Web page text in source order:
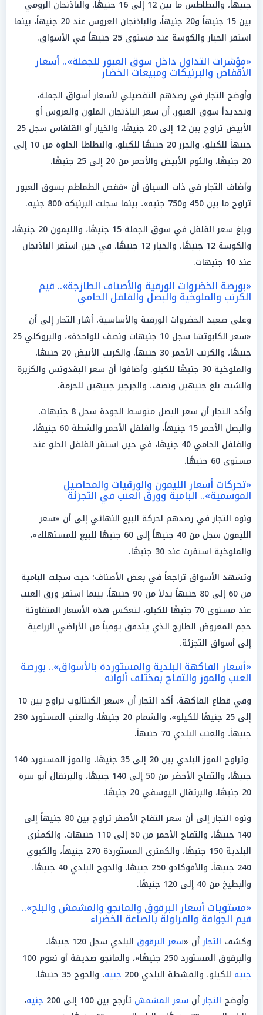
جنيهاً، والبطاطس ما بين 12 إلى 16 جنيهًا، والباذنجان الرومي
بين 15 جنيهاً و20 جنيهاً، والباذنجان العروس عند 20 جنيهاً، بينما
استقر الخيار والكوسة عند مستوى 25 جنيهاً في الأسواق.
«مؤشرات التداول داخل سوق العبور للجملة».. أسعار
الأقفاص والبرنيكات ومبيعات الخضار
وأوضح التجار في رصدهم التفصيلي لأسعار أسواق الجملة،
وتحديداً سوق العبور، أن سعر الباذنجان الملون والعروس أو
الأبيض تراوح بين 12 إلى 20 جنيهًا، والخيار أو القلقاس سجل 25
جنيهاً للكيلو، والجزر 20 جنيهًا للكيلو، والبطاطا الحلوة من 10 إلى
20 جنيهًا، والثوم الأبيض والأحمر من 20 إلى 25 جنيهًا.
وأضاف التجار في ذات السياق أن «قفص الطماطم بسوق العبور
تراوح ما بين 450 و750 جنيه»، بينما سجلت البرنيكة 800 جنيه.
وبلغ سعر الفلفل في سوق الجملة 15 جنيهًا، والليمون 20 جنيهًا،
والكوسة 12 جنيهًا، والخيار 12 جنيهًا، في حين استقر الباذنجان
عند 10 جنيهات.
«بورصة الخضروات الورقية والأصناف الطازجة».. قيم
الكرنب والملوخية والبصل والفلفل الحامي
وعلى صعيد الخضروات الورقية والأساسية، أشار التجار إلى أن
«سعر الكابوتشا سجل 10 جنيهات ونصف للواحدة»، والبروكلي 25
جنيهًا، والكرنب الأحمر 30 جنيهاً، والكرنب الأبيض 20 جنيهًا،
والملوخية 30 جنيهًا للكيلو. وأضافوا أن سعر البقدونس والكزبرة
والشبت بلغ جنيهين ونصف، والجرجير جنيهين للحزمة.
وأكد التجار أن سعر البصل متوسط الجودة سجل 8 جنيهات،
والبصل الأحمر 15 جنيهاً، والفلفل الأحمر والشطة 60 جنيهًا،
والفلفل الحامي 40 جنيهًا، في حين استقر الفلفل الحلو عند
مستوى 60 جنيهًا.
«تحركات أسعار الليمون والورقيات والمحاصيل
الموسمية».. البامية وورق العنب في التجزئة
ونوه التجار في رصدهم لحركة البيع النهائي إلى أن «سعر
الليمون سجل من 40 جنيهاً إلى 60 جنيهًا للبيع للمستهلك»،
والملوخية استقرت عند 30 جنيهًا.
وتشهد الأسواق تراجعاً في بعض الأصناف؛ حيث سجلت البامية
من 60 إلى 80 جنيهاً بدلاً من 90 جنيهاً، بينما استقر ورق العنب
عند مستوى 70 جنيهًا للكيلو، لتعكس هذه الأسعار المتفاوتة
حجم المعروض الطازج الذي يتدفق يومياً من الأراضي الزراعية
إلى أسواق التجزئة.
«أسعار الفاكهة البلدية والمستوردة بالأسواق».. بورصة
العنب والموز والتفاح بمختلف ألوانه
وفي قطاع الفاكهة، أكد التجار أن «سعر الكنتالوب تراوح بين 10
إلى 25 جنيهًا للكيلو»، والشمام 20 جنيهًا، والعنب المستورد 230
جنيهاً، والعنب البلدي 70 جنيهاً.
وتراوح الموز البلدي بين 20 إلى 35 جنيهًا، والموز المستورد 140
جنيهًا، والتفاح الأخضر من 50 إلى 140 جنيهًا، والبرتقال أبو سرة
20 جنيهًا، والبرتقال اليوسفي 20 جنيهًا.
ونوه التجار إلى أن سعر التفاح الأصفر تراوح بين 80 جنيهاً إلى
140 جنيهًا، والتفاح الأحمر من 50 إلى 110 جنيهات، والكمثرى
البلدية 150 جنيهًا، والكمثرى المستوردة 270 جنيهاً، والكيوي
240 جنيهاً، والأفوكادو 250 جنيهًا، والخوخ البلدي 40 جنيهًا،
والبطيخ من 40 إلى 120 جنيهًا.
«مستويات أسعار البرقوق والمانجو والمشمش والبلح»..
قيم الجوافة والفراولة بالصاغة الخضراء
وكشف التجارأن «سعر البرقوق
البلدي سجل 120 جنيهًا،
والبرقوق المستورد 250 جنيهًا»، والمانجو صديقة أو نعوم 100
جنيه للكيلو، والقشطة البلدي 200 جنيه، والخوخ 35 جنيهًا.
وأوضح التجارأن سعر المشمش تأرجح بين 100 إلى 200 جنيه،